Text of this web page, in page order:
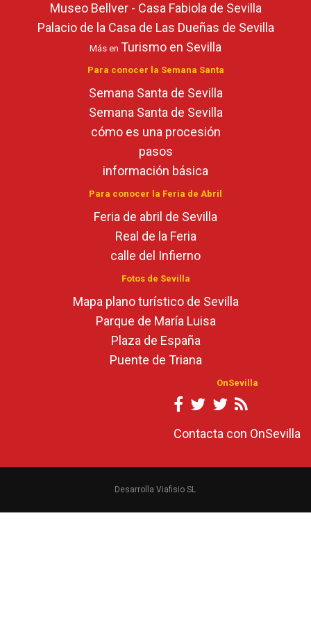
Museo Bellver - Casa Fabiola de Sevilla
Palacio de la Casa de Las Dueñas de Sevilla
Más en Turismo en Sevilla
Para conocer la Semana Santa
Semana Santa de Sevilla
Semana Santa de Sevilla
cómo es una procesión
pasos
información básica
Para conocer la Feria de Abril
Feria de abril de Sevilla
Real de la Feria
calle del Infierno
Fotos de Sevilla
Mapa plano turístico de Sevilla
Parque de María Luisa
Plaza de España
Puente de Triana
OnSevilla
Contacta con OnSevilla
Desarrolla Viafisio SL